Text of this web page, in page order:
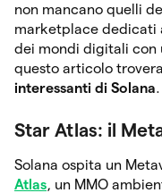
non mancano quelli
marketplace dedicati
dei mondi digitali con
questo articolo
interessanti di Solana.
Star Atlas: il
Solana ospita un
Atlas, un MMO